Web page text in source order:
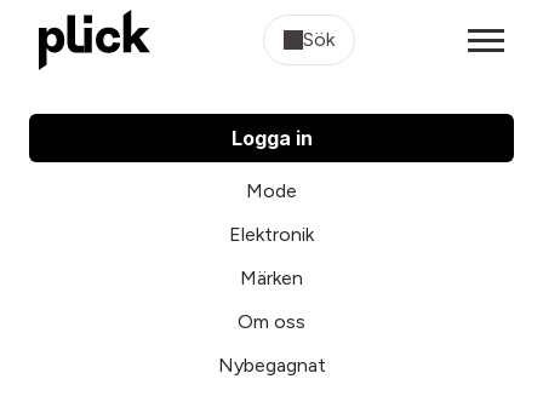
Sök
Logga in
Mode
Elektronik
Märken
Om oss
Nybegagnat